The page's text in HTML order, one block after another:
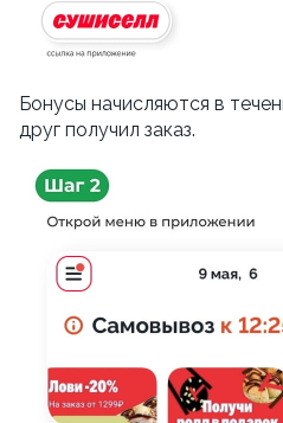
Бонусы начисляются в
друг получил заказ.